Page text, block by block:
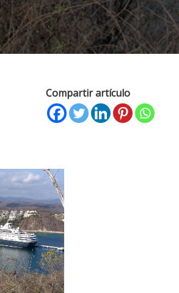
Compartir artículo